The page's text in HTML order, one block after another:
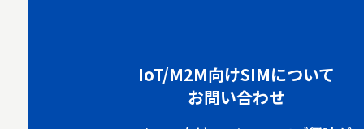
IoT/M2M向けSIMについて
お問い合わせ